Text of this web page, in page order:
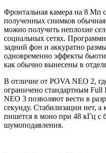
Фронтальная камера на 8 Мп
полученных снимков
можно получить неплохие
социальных сетях.
задний фон и аккуратно
одновременно эффекты
как обычно вынесены в
В отличие от POVA NEO 2,
ограничено стандартным
NEO 3 позволяют вести в
секунду. Стабилизации нет, а
пишется в моно при 48 кГц с
шумоподавления.